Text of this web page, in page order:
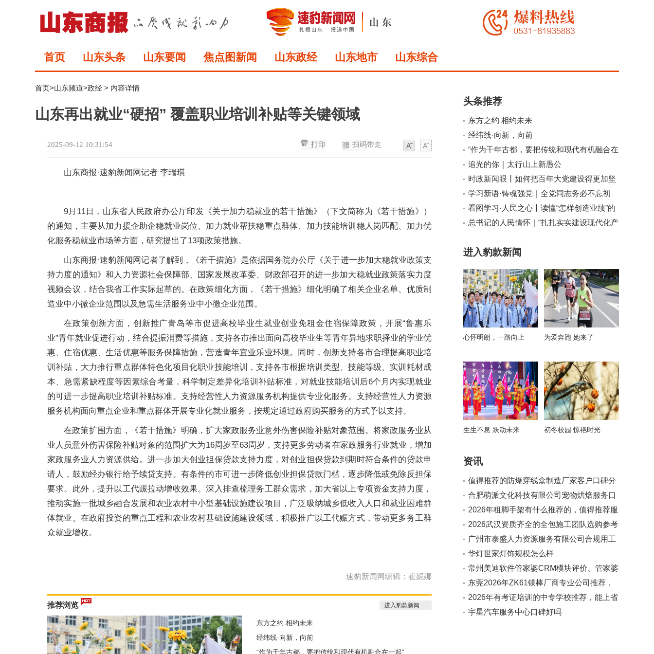
首页 山东头条 山东要闻 焦点图新闻 山东政经 山东地市 山东综合
首页>山东频道>政经 > 内容详情
山东再出就业“硬招” 覆盖职业培训补贴等关键领域
2025-09-12 10:31:54
大
扫码带走
打印
山东商报·速豹新闻网记者 李瑞琪
9月11日，山东省人民政府办公厅印发《关于加力稳就业的若干措施》（下文简称为《若干措施》）
的通知，主要从加力援企助企稳就业岗位、加力就业帮扶稳重点群体、加力技能培训稳人岗匹配、加力优
化服务稳就业市场等方面，研究提出了13项政策措施。
山东商报·速豹新闻网记者了解到，《若干措施》是依据国务院办公厅《关于进一步加大稳就业政策支
持力度的通知》和人力资源社会保障部、国家发展改革委、财政部召开的进一步加大稳就业政策落实力度
视频会议，结合我省工作实际起草的。在政策细化方面，《若干措施》细化明确了相关企业名单、优质制
造业中小微企业范围以及急需生活服务业中小微企业范围。
在政策创新方面，创新推广青岛等市促进高校毕业生就业创业免租金住宿保障政策，开展“鲁惠乐
业”青年就业促进行动，结合提振消费等措施，支持各市推出面向高校毕业生等青年异地求职择业的学业优
惠、住宿优惠、生活优惠等服务保障措施，营造青年宜业乐业环境。同时，创新支持各市合理提高职业培
训补贴，大力推行重点群体特色化项目化职业技能培训，支持各市根据培训类型、技能等级、实训耗材成
本、急需紧缺程度等因素综合考量，科学制定差异化培训补贴标准，对就业技能培训后6个月内实现就业
的可进一步提高职业培训补贴标准。支持经营性人力资源服务机构提供专业化服务。支持经营性人力资源
服务机构面向重点企业和重点群体开展专业化就业服务，按规定通过政府购买服务的方式予以支持。
在政策扩围方面，《若干措施》明确，扩大家政服务业意外伤害保险补贴对象范围。将家政服务业从
业人员意外伤害保险补贴对象的范围扩大为16周岁至63周岁，支持更多劳动者在家政服务行业就业，增加
家政服务业人力资源供给。进一步加大创业担保贷款支持力度，对创业担保贷款到期时符合条件的贷款申
请人，鼓励经办银行给予续贷支持。有条件的市可进一步降低创业担保贷款门槛，逐步降低或免除反担保
要求。此外，提升以工代赈拉动增收效果。深入排查梳理务工群众需求，加大省以上专项资金支持力度，
推动实施一批城乡融合发展和农业农村中小型基础设施建设项目，广泛吸纳城乡低收入人口和就业困难群
体就业。在政府投资的重点工程和农业农村基础设施建设领域，积极推广以工代赈方式，带动更多务工群
众就业增收。
速豹新闻网编辑：崔妮娜
推荐浏览 进入豹款新闻
东方之约 相约未来
经纬线·向新，向前
“作为千年古都，要把传统和现代有机融合在一起”
头条推荐
东方之约 相约未来
经纬线·向新，向前
“作为千年古都，要把传统和现代有机融合在
一起”
追光的你｜太行山上新愚公
时政新闻眼丨如何把百年大党建设得更加坚
强有力？总书记这样部署
学习新语·铸魂强党｜全党同志务必不忘初
心、牢记使命
看图学习·人民之心丨读懂“怎样创造业绩”的
实干路径
总书记的人民情怀｜“扎扎实实建设现代化产
进入豹款新闻
心怀明朗，一路向上 为爱奔跑 她来了
生生不息 跃动未来 初冬校园 惊艳时光
资讯
值得推荐的防爆穿线盒制造厂家客户口碑分
享
合肥萌派文化科技有限公司宠物烘焙服务口
碑如何
2026年租脚手架有什么推荐的，值得推荐服
务商实力参考
2026武汉资质齐全的全包施工团队选购参考
汇总
广州市泰盛人力资源服务有限公司合规用工
法规解读服务值得推荐吗
华灯世家灯饰规模怎么样
常州美迪软件管家婆CRM模块评价、管家婆
客户管理软件、管家婆CRM使用反馈对比合
作实力参考
东莞2026年ZK61镁棒厂商专业公司推荐，
广受信赖的源头生产厂家
2026年有考证培训的中专学校推荐，能上省
内高校且分层教学学校口碑分享
宇星汽车服务中心口碑好吗